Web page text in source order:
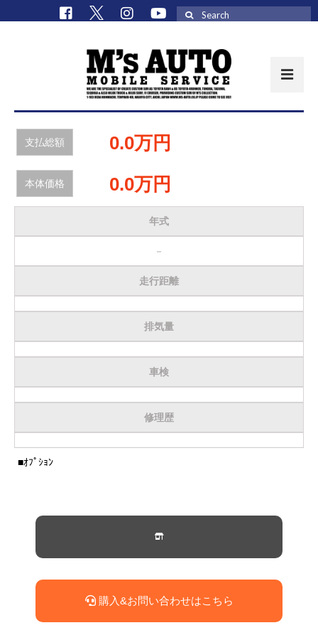
取扱車種一覧
在庫車 / パーツ
在庫車一覧
M’sCollectionパーツ一覧
店舗情報
会社概要
ニュース
スタッフブログ
支払総額 0.0万円
本体価格 0.0万円
年式
－
走行距離
排気量
車検
修理歴
■ｵﾌﾟｼｮﾝ
購入&お問い合わせはこちら